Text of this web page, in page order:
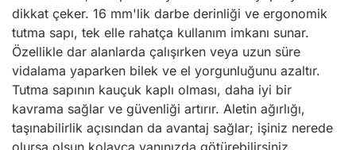
dikkat çeker. 16 mm'lik darbe derinliği ve ergonomik
tutma sapı, tek elle rahatça kullanım imkanı sunar.
Özellikle dar alanlarda çalışırken veya uzun süre
vidalama yaparken bilek ve el yorgunluğunu azaltır.
Tutma sapının kauçuk kaplı olması, daha iyi bir
kavrama sağlar ve güvenliği artırır. Aletin ağırlığı,
taşınabilirlik açısından da avantaj sağlar; işiniz nerede
olursa olsun kolayca yanınızda götürebilirsiniz.